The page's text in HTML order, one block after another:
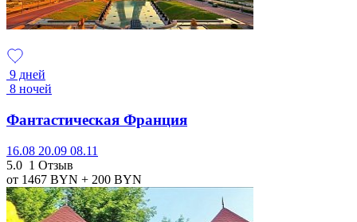
9 дней
8 ночей
Фантастическая Франция
16.08 20.09 08.11
5.0 1 Отзыв
от 1467 BYN + 200 BYN